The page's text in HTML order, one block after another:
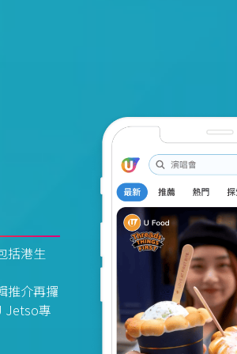
括港生
推介再攞
Jetso專